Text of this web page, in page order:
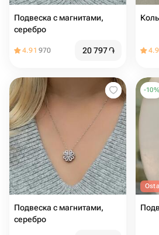
Подвеска с магнитами,
серебро
4.91 970 20 797֏
Подвеска с магнитами,
серебро
-10%